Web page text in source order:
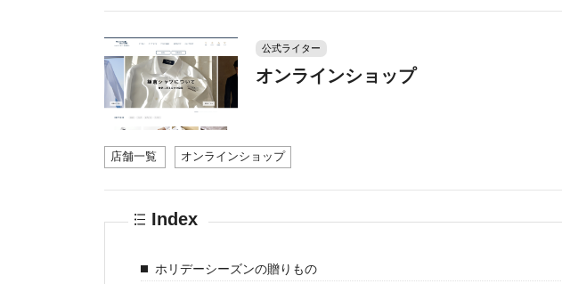
公式ライター
オンラインショップ
店舗一覧 オンラインショップ
Index
ホリデーシーズンの贈りもの